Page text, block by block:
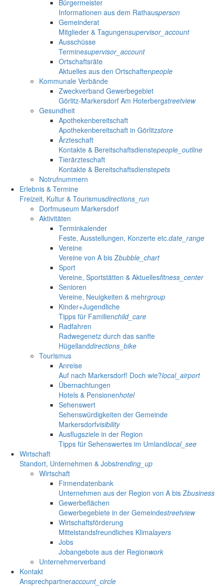
Bürgermeister
Informationen aus dem Rathausperson
Gemeinderat
Mitglieder & Tagungensupervisor_account
Ausschüsse
Terminesupervisor_account
Ortschaftsräte
Aktuelles aus den Ortschaftenpeople
Kommunale Verbände
Zweckverband Gewerbegebiet
Görlitz-Markersdorf Am Hoterbergstreetview
Gesundheit
Apothekenbereitschaft
Apothekenbereitschaft in Görlitzstore
Ärzteschaft
Kontakte & Bereitschaftsdienstepeople_outline
Tierärzteschaft
Kontakte & Bereitschaftsdienstepets
Notrufnummern
Erlebnis & Termine
Freizeit, Kultur & Tourismusdirections_run
Dorfmuseum Markersdorf
Aktivitäten
Terminkalender
Feste, Ausstellungen, Konzerte etc.date_range
Vereine
Vereine von A bis Zbubble_chart
Sport
Vereine, Sportstätten & Aktuellesfitness_center
Senioren
Vereine, Neuigkeiten & mehrgroup
Kinder+Jugendliche
Tipps für Familienchild_care
Radfahren
Radwegenetz durch das sanfte
Hügellanddirections_bike
Tourismus
Anreise
Auf nach Markersdorf! Doch wie?local_airport
Übernachtungen
Hotels & Pensionenhotel
Sehenswert
Sehenswürdigkeiten der Gemeinde
Markersdorfvisibility
Ausflugsziele in der Region
Tipps für Sehenswertes im Umlandlocal_see
Wirtschaft
Standort, Unternehmen & Jobstrending_up
Wirtschaft
Firmendatenbank
Unternehmen aus der Region von A bis Zbusiness
Gewerbeflächen
Gewerbegebiete in der Gemeindestreetview
Wirtschaftsförderung
Mittelstandsfreundliches Klimalayers
Jobs
Jobangebote aus der Regionwork
Unternehmerverband
Kontakt
Ansprechpartneraccount_circle